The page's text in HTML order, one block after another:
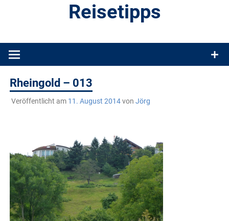
Reisetipps
Produkttests und Buchrezensionen. Ein Blog für alle, die gern
Rheingold – 013
Veröffentlicht am 11. August 2014von Jörg